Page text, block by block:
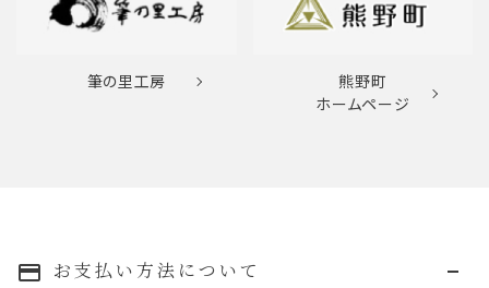
筆の里工房
熊野町
ホームページ
payment お支払い方法について